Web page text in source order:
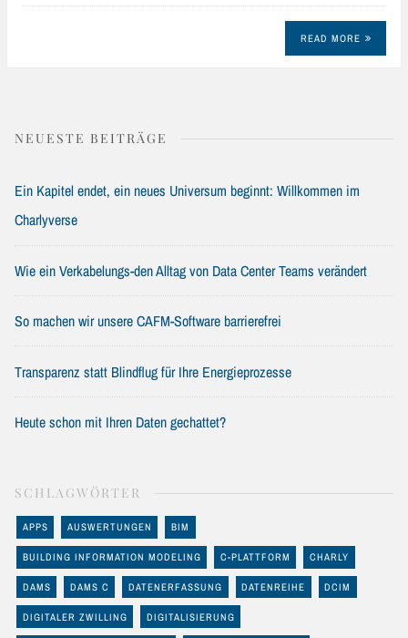
READ MORE
NEUESTE BEITRÄGE
Ein Kapitel endet, ein neues Universum beginnt: Willkommen im
Charlyverse
Wie ein Verkabelungs-den Alltag von Data Center Teams verändert
So machen wir unsere CAFM-Software barrierefrei
Transparenz statt Blindflug für Ihre Energieprozesse
Heute schon mit Ihren Daten gechattet?
SCHLAGWÖRTER
APPS AUSWERTUNGEN BIM
BUILDING INFORMATION MODELING C-PLATTFORM CHARLY
DAMS DAMS C DATENERFASSUNG DATENREIHE DCIM
DIGITALER ZWILLING DIGITALISIERUNG